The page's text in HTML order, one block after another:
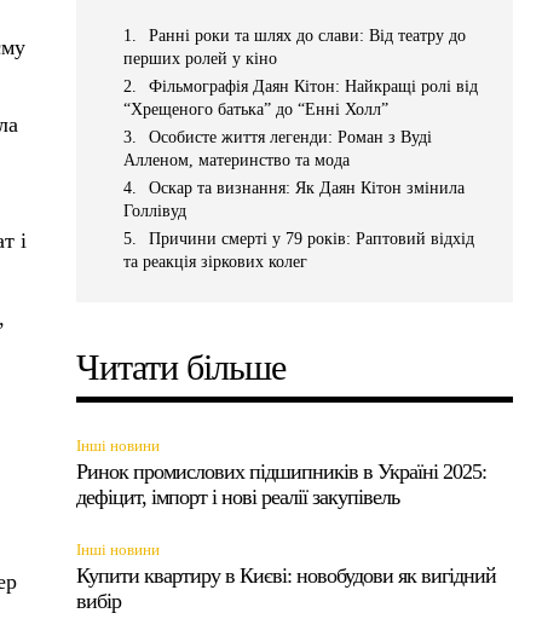
і
Ранні роки та шлях до слави: Від театру до
перших ролей у кіно
Фільмографія Даян Кітон: Найкращі ролі від
“Хрещеного батька” до “Енні Холл”
Особисте життя легенди: Роман з Вуді
Алленом, материнство та мода
Оскар та визнання: Як Даян Кітон змінила
Голлівуд
Причини смерті у 79 років: Раптовий відхід
та реакція зіркових колег
Читати більше
Інші новини
Ринок промислових підшипників в Україні 2025:
дефіцит, імпорт і нові реалії закупівель
Інші новини
Купити квартиру в Києві: новобудови як вигідний
вибір